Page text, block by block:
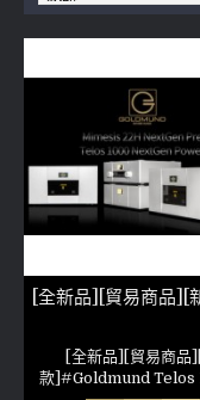
[全新品][貿易商品
款]#Goldmund Telos